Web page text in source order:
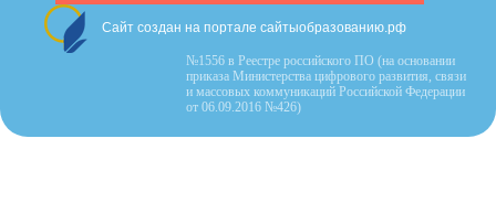
Сайт создан на портале сайтыобразованию.рф
№1556 в Реестре российского ПО (на основании
приказа Министерства цифрового развития, связи
и массовых коммуникаций Российской Федерации
от 06.09.2016 №426)